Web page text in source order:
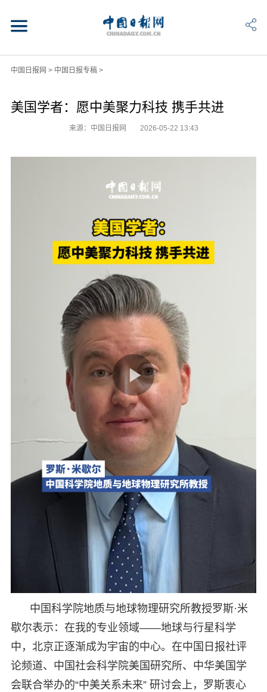
中国日报网 > 中国日报专稿>
美国学者：愿中美聚力科技 携手共进
来源：中国日报网 2026-05-22 13:43
中国科学院地质与地球物理研究所教授罗斯·米
歇尔表示：在我的专业领域——地球与行星科学
中，北京正逐渐成为宇宙的中心。在中国日报社评
论频道、中国社会科学院美国研究所、中华美国学
会联合举办的“中美关系未来” 研讨会上，罗斯衷心